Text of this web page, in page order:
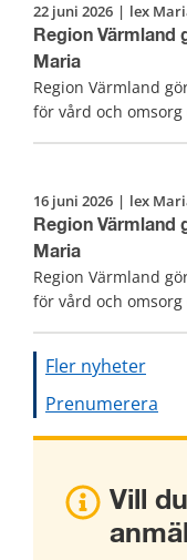
22 juni 2026 | lex
Region Värmland
Maria
Region Värmland
för vård och
16 juni 2026 | lex
Region Värmland
Maria
Region Värmland
för vård och
Fler nyheter
Prenumerera
Vill